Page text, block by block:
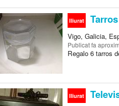
lliurat
Vigo, Galicia,
Publicatfa
Regalo 6 tarros
lliurat